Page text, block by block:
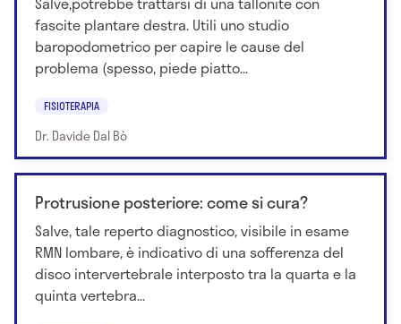
fascite plantare destra. Utili uno studio
baropodometrico per capire le cause del
problema (spesso, piede piatto...
FISIOTERAPIA
Dr. Davide Dal Bò
Protrusione posteriore: come si cura?
Salve, tale reperto diagnostico, visibile in esame
RMN lombare, è indicativo di una sofferenza del
disco intervertebrale interposto tra la quarta e la
quinta vertebra...